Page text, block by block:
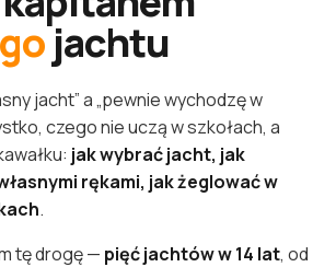
jachtu
jacht” a „pewnie wychodzę w
czego nie uczą w szkołach, a
jak wybrać jacht, jak
rękami, jak żeglować w
.
tę drogę — pięć jachtów w 14 lat, od